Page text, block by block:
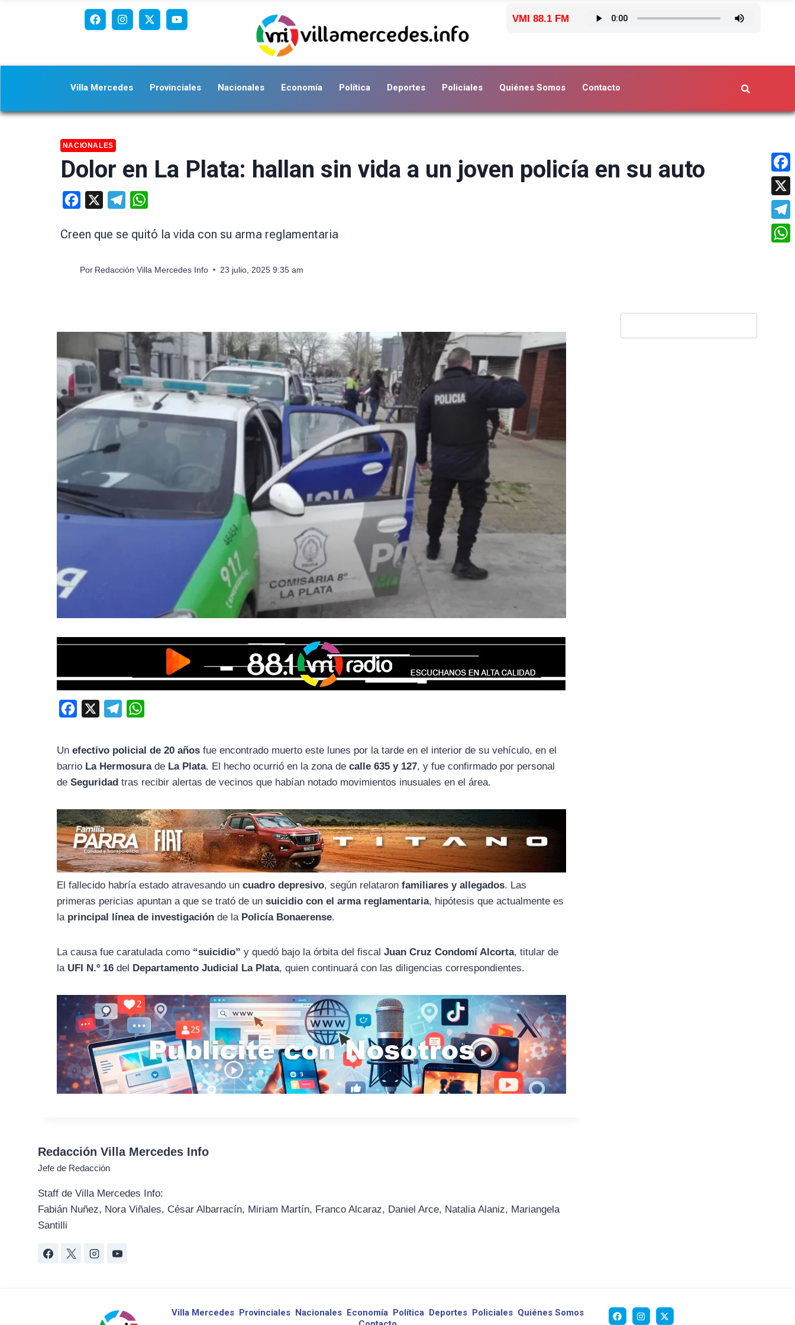
VMI 88.1 FM
Villa Mercedes Provinciales Nacionales Economía Política Deportes Policiales Quiénes Somos Contacto
NACIONALES
Dolor en La Plata: hallan sin vida a un joven policía en su auto
Facebook Telegram
Creen que se quitó la vida con su arma reglamentaria
Por Redacción Villa Mercedes Info 23 julio, 2025 9:35 am
b
o
k
g
a
m
s
p
p
Unefectivo policial de 20 años fue encontrado muerto este lunes por la tarde en el interior de su vehículo, en el
barrio La Hermosurade La Plata. El hecho ocurrió en la zona decalle 635 y 127, y fue confirmado por personal
deSeguridad tras recibir alertas de vecinos que habían notado movimientos inusuales en el área.
El fallecido habría estado atravesando uncuadro depresivo, según relataronfamiliares y allegados. Las
primeras pericias apuntan a que se trató de unsuicidio con el arma reglamentaria, hipótesis que actualmente es
la principal línea de investigación de la Policía Bonaerense.
La causa fue caratulada como “suicidio” y quedó bajo la órbita del fiscalJuan Cruz Condomí Alcorta, titular de
la UFI N.º 16 del Departamento Judicial La Plata, quien continuará con las diligencias correspondientes.
Redacción Villa Mercedes Info
Jefe de Redacción
Staff de Villa Mercedes Info:
Fabián Nuñez, Nora Viñales, César Albarracín, Miriam Martín, Franco Alcaraz, Daniel Arce, Natalia Alaniz, Mariangela
Santilli
Villa Mercedes Provinciales Nacionales Economía Política Deportes Policiales Quiénes Somos
X